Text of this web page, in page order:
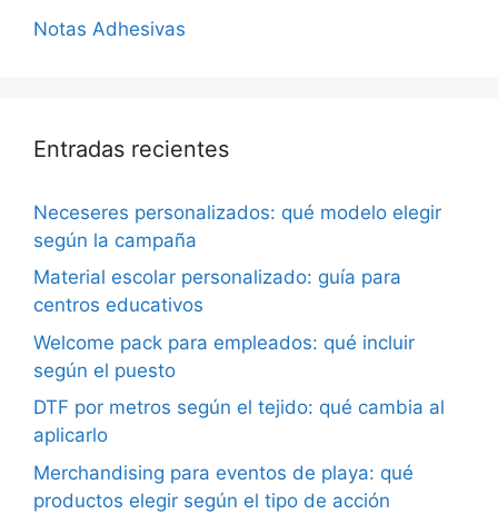
Notas Adhesivas
Entradas recientes
Neceseres personalizados: qué modelo elegir
según la campaña
Material escolar personalizado: guía para
centros educativos
Welcome pack para empleados: qué incluir
según el puesto
DTF por metros según el tejido: qué cambia al
aplicarlo
Merchandising para eventos de playa: qué
productos elegir según el tipo de acción